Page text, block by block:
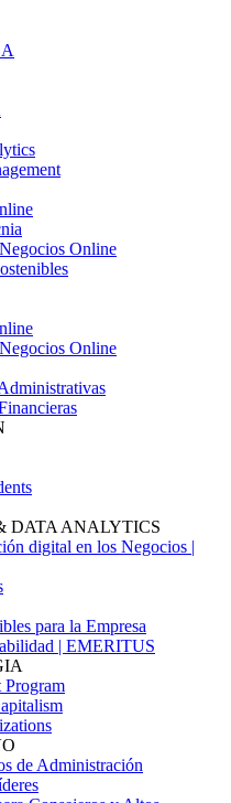
Online
Online
DATA ANALYTICS
digital en los Negocios |
para la Empresa
| EMERITUS
Program
de Administración